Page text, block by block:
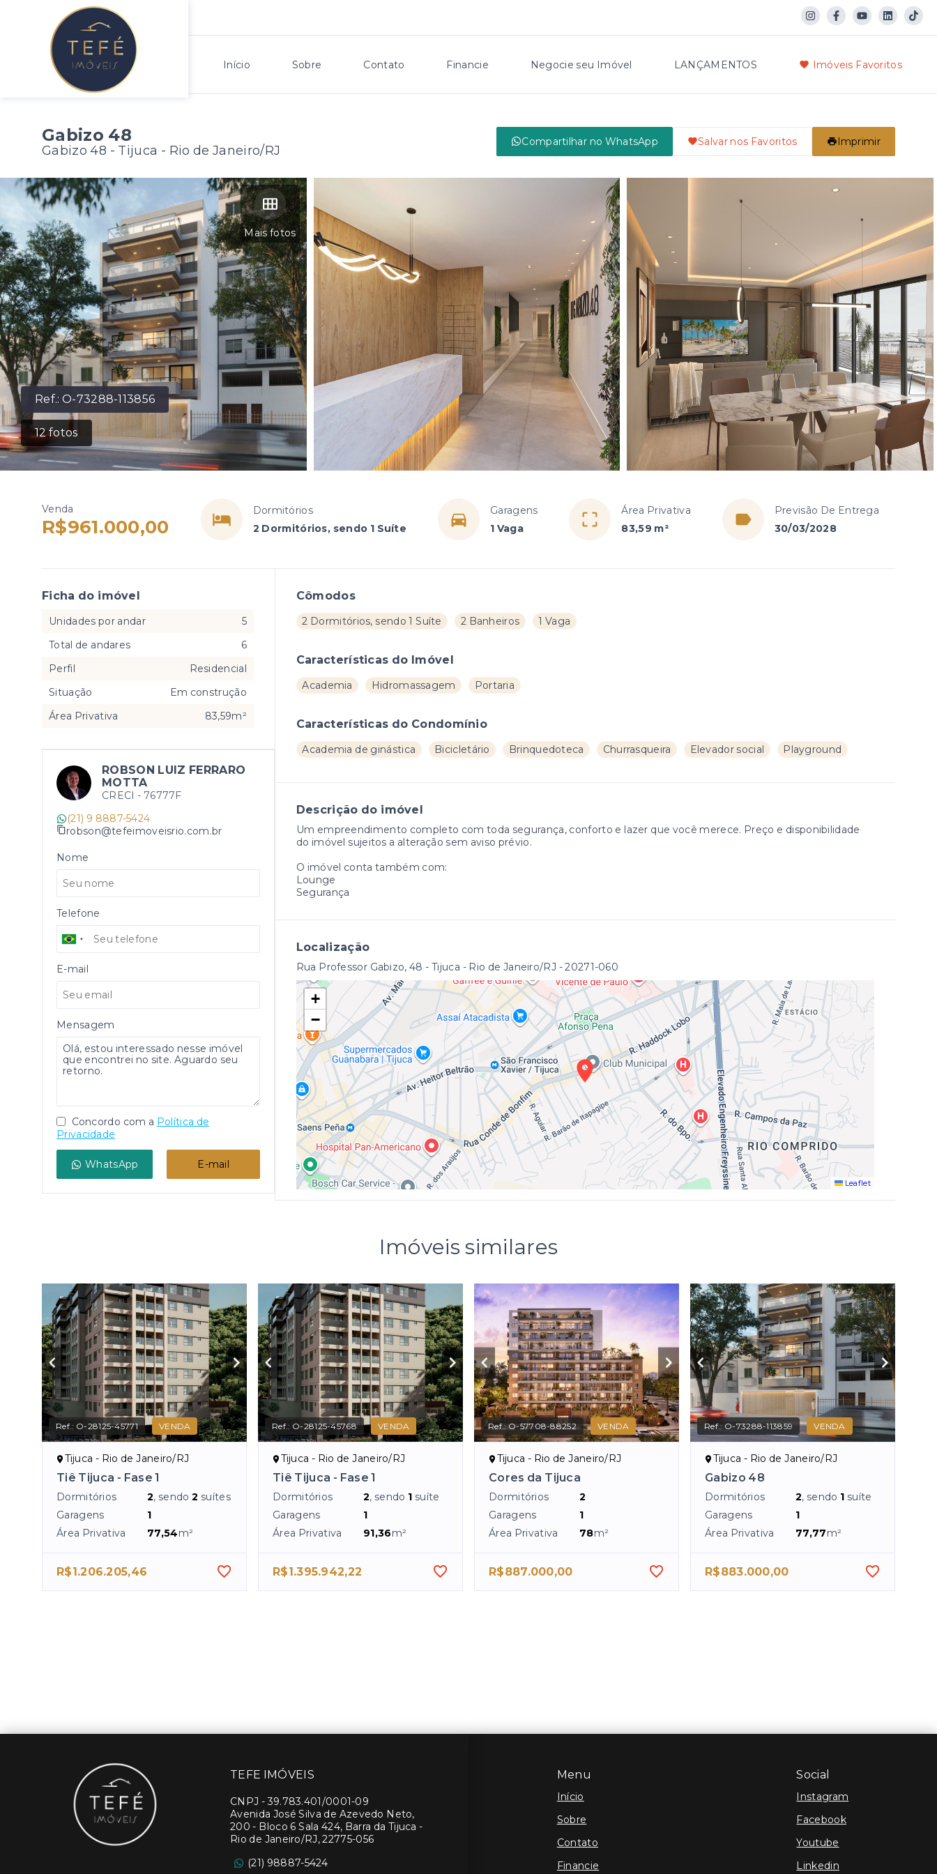
Início Sobre Contato Financie Negocie seu Imóvel LANÇAMENTOS Imóveis Favoritos
Gabizo 48
Gabizo 48 - Tijuca - Rio de Janeiro/RJ
Compartilhar no WhatsApp Salvar nos Favoritos Imprimir
Ref.:O-73288-113856
12fotos
Mais fotos
Venda
R$961.000,00
Dormitórios
2 Dormitórios, sendo 1 Suíte
Garagens
1 Vaga
Área Privativa
83,59 m²
Previsão De Entrega
30/03/2028
Cômodos
2 Dormitórios, sendo 1 Suíte 2 Banheiros 1 Vaga
Características do Imóvel
Academia Hidromassagem Portaria
Características do Condomínio
Academia de ginástica Bicicletário Brinquedoteca Churrasqueira Elevador social Playground
Descrição do imóvel
Um empreendimento completo com toda segurança, conforto e lazer que você merece. Preço e disponibilidade
do imóvel sujeitos a alteração sem aviso prévio.
O imóvel conta também com:
Lounge
Segurança
Localização
Rua Professor Gabizo, 48 - Tijuca - Rio de Janeiro/RJ - 20271-060
+
−
Leaflet
Ficha do imóvel
Unidades por andar
5
Total de andares
6
Perfil
Residencial
Situação
Em construção
Área Privativa
83,59m²
ROBSON LUIZ FERRARO
MOTTA
CRECI - 76777F
(21) 9 8887-5424
robson@tefeimoveisrio.com.br
Nome
Telefone
E-mail
Mensagem
Concordo com a Política de
Privacidade
WhatsApp E-mail
Imóveis similares
Ref.: O-28125-45771 VENDA
Tijuca - Rio de Janeiro/RJ
Tiê Tijuca - Fase 1
Dormitórios 2, sendo2 suítes
Garagens
1
Área Privativa
77,54m²
R$1.206.205,46
Ref.: O-28125-45768 VENDA
Tijuca - Rio de Janeiro/RJ
Tiê Tijuca - Fase 1
Dormitórios 2, sendo 1 suíte
Garagens
1
Área Privativa
91,36m²
R$1.395.942,22
Ref.:O-57708-88252 VENDA
Tijuca - Rio de Janeiro/RJ
Cores da Tijuca
Dormitórios
2
Garagens
1
Área Privativa
78m²
R$887.000,00
Ref.: O-73288-113859 VENDA
Tijuca - Rio de Janeiro/RJ
Gabizo 48
Dormitórios 2, sendo 1 suíte
Garagens
1
Área Privativa
77,77m²
R$883.000,00
Menu
Início
Sobre
Contato
Financie
Social
Instagram
Facebook
Youtube
Linkedin
TEFE IMÓVEIS
CNPJ -39.783.401/0001-09
Avenida José Silva de Azevedo Neto,
200 - Bloco 6 Sala 424, Barra da Tijuca -
Rio de Janeiro/RJ, 22775-056
(21) 98887-5424